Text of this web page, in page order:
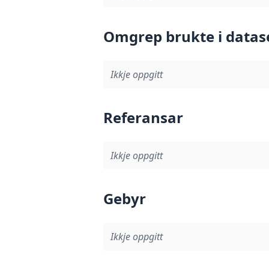
Omgrep brukte i
Ikkje oppgitt
Referansar
Ikkje oppgitt
Gebyr
Ikkje oppgitt